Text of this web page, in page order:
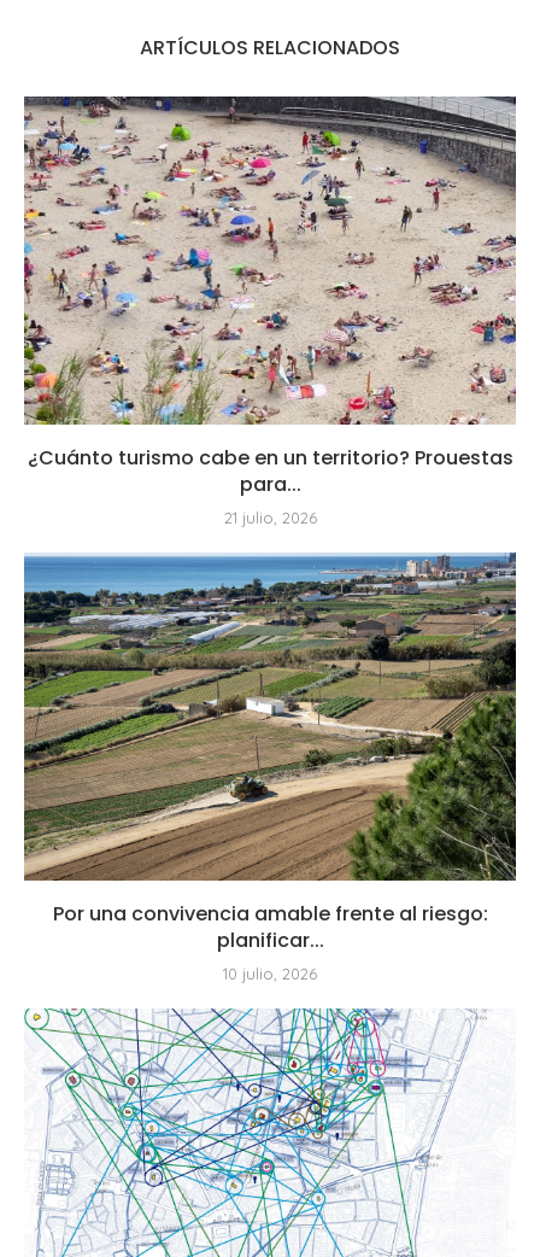
ARTÍCULOS RELACIONADOS
¿Cuánto turismo cabe en un territorio? Prouestas
para...
21 julio, 2026
Por una convivencia amable frente al riesgo:
planificar...
10 julio, 2026